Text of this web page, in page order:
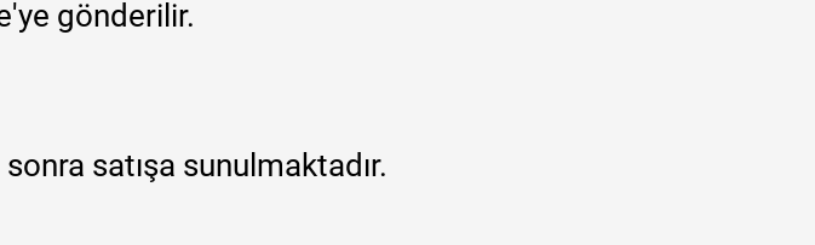
gönderilir.
satışa sunulmaktadır.